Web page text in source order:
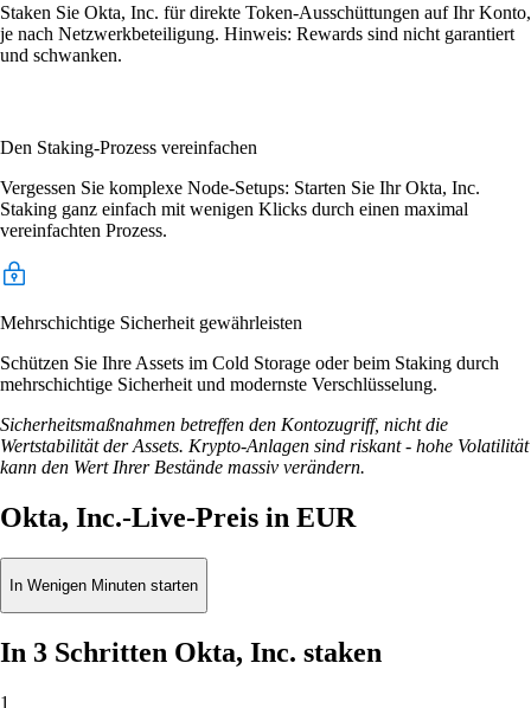
Staken Sie Okta, Inc. für direkte Token-Ausschüttungen auf Ihr Konto,
je nach Netzwerkbeteiligung. Hinweis: Rewards sind nicht garantiert
und schwanken.
Den Staking-Prozess vereinfachen
Vergessen Sie komplexe Node-Setups: Starten Sie Ihr Okta, Inc.
Staking ganz einfach mit wenigen Klicks durch einen maximal
vereinfachten Prozess.
Mehrschichtige Sicherheit gewährleisten
Schützen Sie Ihre Assets im Cold Storage oder beim Staking durch
mehrschichtige Sicherheit und modernste Verschlüsselung.
Sicherheitsmaßnahmen betreffen den Kontozugriff, nicht die
Wertstabilität der Assets. Krypto-Anlagen sind riskant - hohe Volatilität
kann den Wert Ihrer Bestände massiv verändern.
Okta, Inc.-Live-Preis in EUR
In Wenigen Minuten starten
In 3 Schritten Okta, Inc. staken
1